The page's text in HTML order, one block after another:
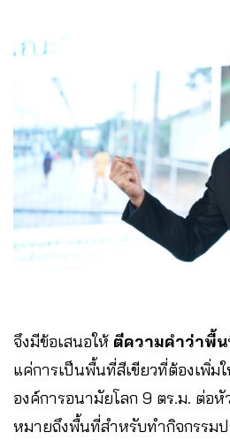
จึงมีข้อเสนอให้ ตีความคำว่าพื้
แค่การเป็นพื้นที่สีเขียวที่ต้องเพิ่ม
องค์การอนามัยโลก 9 ตร.ม. ต่อ
หมายถึงพื้นที่สำหรับทำกิจกรรม